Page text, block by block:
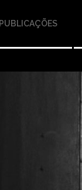
PUBLICAÇÕES